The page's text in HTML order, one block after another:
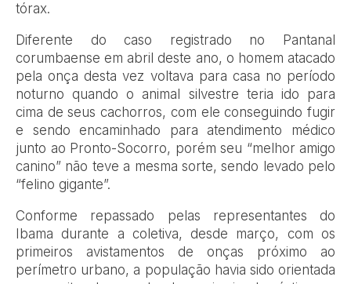
tórax.
Diferente do caso registrado no Pantanal
corumbaense em abril deste ano, o homem atacado
pela onça desta vez voltava para casa no período
noturno quando o animal silvestre teria ido para
cima de seus cachorros, com ele conseguindo fugir
e sendo encaminhado para atendimento médico
junto ao Pronto-Socorro, porém seu “melhor amigo
canino” não teve a mesma sorte, sendo levado pelo
“felino gigante”.
Conforme repassado pelas representantes do
Ibama durante a coletiva, desde março, com os
primeiros avistamentos de onças próximo ao
perímetro urbano, a população havia sido orientada